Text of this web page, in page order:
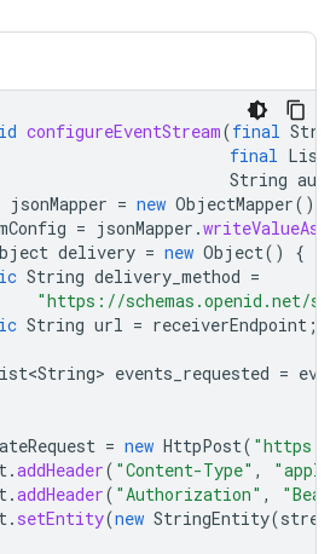
configureEventStream(final
final
String
jsonMapper = new ObjectMapper();
= jsonMapper .
delivery = new Object()
{
String delivery_method =
"https://schemas.openid.net/
String url = receiverEndpoint ;
events_requested =
= new HttpPost( "https://
.addHeader( "Content-Type" ,
.addHeader( "Authorization" ,
. setEntity(new StringEntity(